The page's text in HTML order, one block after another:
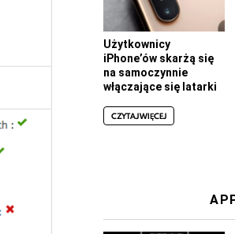
Użytkownicy
iPhone’ów skarżą się
na samoczynnie
włączające się latarki
CZYTAJ WIĘCEJ